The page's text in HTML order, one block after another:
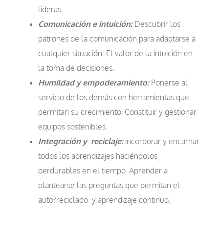
lideras.
Comunicación e intuición:Descubrir los
patrones de la comunicación para adaptarse a
cualquier situación. El valor de la intuición en
la toma de decisiones.
Humildad y empoderamiento:Ponerse al
servicio de los demás con herramientas que
permitan su crecimiento. Constituir y gestionar
equipos sostenibles.
Integración y reciclaje:incorporar y encarnar
todos los aprendizajes haciéndolos
perdurables en el tiempo. Aprender a
plantearse las preguntas que permitan el
autorreciclado y aprendizaje continuo.